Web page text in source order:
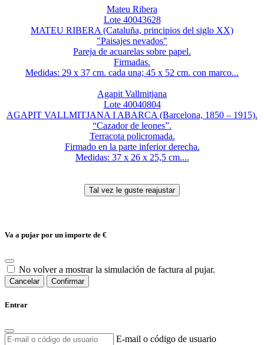
Mateu Ribera
Lote 40043628
MATEU RIBERA (Cataluña, principios del siglo XX)
"Paisajes nevados"
Pareja de acuarelas sobre papel.
Firmadas.
Medidas: 29 x 37 cm. cada una; 45 x 52 cm. con marco...
Agapit Vallmitjana
Lote 40040804
AGAPIT VALLMITJANA I ABARCA (Barcelona, 1850 – 1915).
“Cazador de leones”.
Terracota policromada.
Firmado en la parte inferior derecha.
Medidas: 37 x 26 x 25,5 cm....
Va a pujar por un importe de €
No volver a mostrar la simulación de factura al pujar.
Cancelar Confirmar
Entrar
E-mail o código de usuario